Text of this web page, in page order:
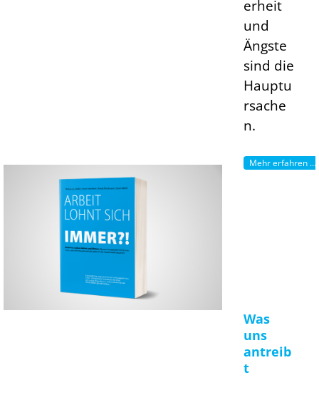
erheit
und
Ängste
sind die
Hauptu
rsache
n.
Mehr erfahren ...
Was
uns
antreib
t